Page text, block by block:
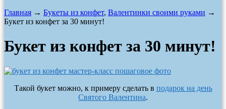
Главная → Букеты из конфет, Валентинки своими руками →
Букет из конфет за 30 минут!
Букет из конфет за 30 минут!
Такой букет можно, к примеру сделать в подарок на день
Святого Валентина.